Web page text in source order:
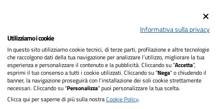
Informativa privacy
Dichiarazione di accessibilità
Note legali
Informativa sulla privacy
Utilizziamo i cookie
In questo sito utilizziamo cookie tecnici, di terze parti, profilazione e altre tecnologie
che raccolgono dati della tua navigazione per analizzare l’utilizzo, migliorare la tua
esperienza e personalizzare il contenuto e la pubblicità. Cliccando su “Accetta”,
esprimi il tuo consenso a tutti i cookie utilizzati. Cliccando su "Nega" o chiudendo il
banner, la navigazione proseguirà con l’installazione dei soli cookie strettamente
necessari. Cliccando su "Personalizza" puoi personalizzare la tua scelta.
Clicca qui per saperne di più sulla nostraCookie Policy.